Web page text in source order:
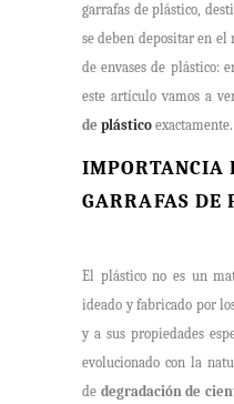
garrafas de plástico,
se deben depositar en el
de envases de plástico:
este artículo vamos a
de plástico exactamente.
IMPORTANCIA
GARRAFAS DE
El plástico no es un
ideado y fabricado por
y a sus propiedades
evolucionado con la
de degradación de